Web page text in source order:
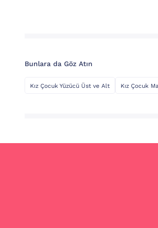
Bunlara da Göz Atın
Kız Çocuk Yüzücü Üst ve Alt Kız Çocuk